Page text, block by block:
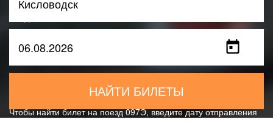
НАЙТИ БИЛЕТЫ
Чтобы найти билет на поезд 097Э, введите дату отправления